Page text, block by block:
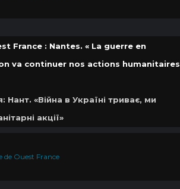
France : Nantes. « La guerre en
va continuer nos actions humanitaires
Нант. «Війна в Україні триває, ми
акції»
de Ouest France